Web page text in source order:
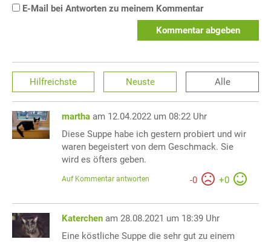
E-Mail bei Antworten zu meinem Kommentar
Kommentar abgeben
Hilfreichste Neuste Alle
martha am 12.04.2022 um 08:22 Uhr
Diese Suppe habe ich gestern probiert und wir
waren begeistert von dem Geschmack. Sie
wird es öfters geben.
-0 +0
Auf Kommentar antworten
Katerchen am 28.08.2021 um 18:39 Uhr
Eine köstliche Suppe die sehr gut zu einem